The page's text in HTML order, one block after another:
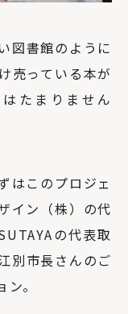
図書館のように
売っている本が
たまりません
はこのプロジェ
イン（株）の代
の代表取
別市長さんのご
。